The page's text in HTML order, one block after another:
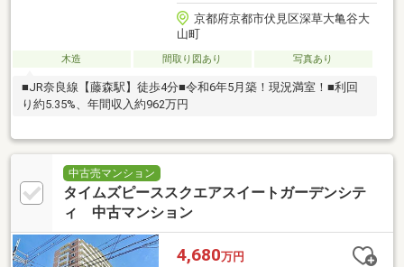
京都府京都市伏見区深草大亀谷大
山町
木造 間取り図あり 写真あり
■JR奈良線【藤森駅】徒歩4分■令和6年5月築！現況満室！■利回
り約5.35%、年間収入約962万円
中古売マンション
タイムズピーススクエアスイートガーデンシテ
ィ 中古マンション
4,680万円